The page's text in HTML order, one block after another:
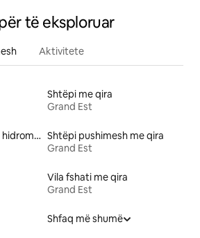
të eksploruar
Aktivitete
Shtëpi me qira
Grand Est
Banesa me vaskë me hidromasazh me qira Shtëpi pushimesh me qira
Grand Est
Vila fshati me qira
Grand Est
Shfaq më shumë